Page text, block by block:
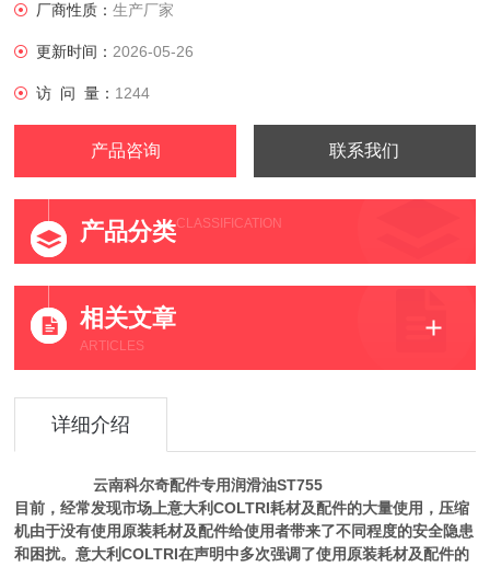
滑油做专门对比说明。请大家鉴
厂商性质：生产厂家
更新时间： 2026-05-26
访 问 量： 1244
产品咨询 联系我们
产品分类CLASSIFICATION
相关文章
ARTICLES
详细介绍
云南科尔奇配件专用润滑油ST755
目前，经常发现市场上意大利COLTRI耗材及配件的大量使用，压缩
机由于没有使用原装耗材及配件给使用者带来了不同程度的安全隐患
和困扰。意大利COLTRI在声明中多次强调了使用原装耗材及配件的